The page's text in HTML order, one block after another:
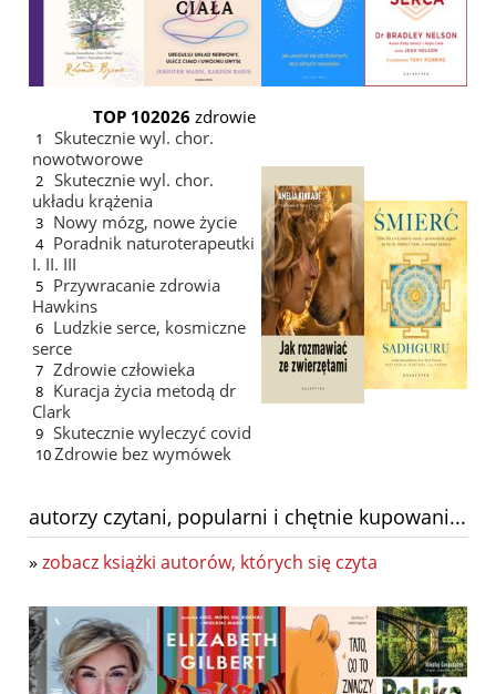
TOP 102026 zdrowie
1
Skutecznie wyl. chor.
nowotworowe
2 Skutecznie wyl. chor.
układu krążenia
3 Nowy mózg, nowe życie
4 Poradnik naturoterapeutki
I. II. III
5 Przywracanie zdrowia
Hawkins
6 Ludzkie serce, kosmiczne
serce
7 Zdrowie człowieka
8 Kuracja życia metodą dr
Clark
9 Skutecznie wyleczyć covid
10Zdrowie bez wymówek
autorzy czytani, popularni i chętnie kupowani...
» zobacz książki autorów, których się czyta